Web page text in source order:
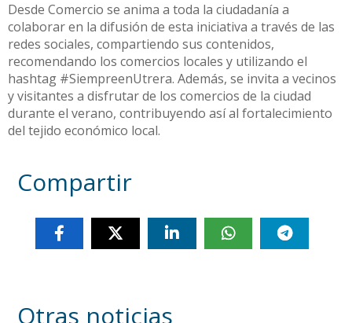
Desde Comercio se anima a toda la ciudadanía a
colaborar en la difusión de esta iniciativa a través de las
redes sociales, compartiendo sus contenidos,
recomendando los comercios locales y utilizando el
hashtag #SiempreenUtrera. Además, se invita a vecinos
y visitantes a disfrutar de los comercios de la ciudad
durante el verano, contribuyendo así al fortalecimiento
del tejido económico local.
Compartir
Otras noticias